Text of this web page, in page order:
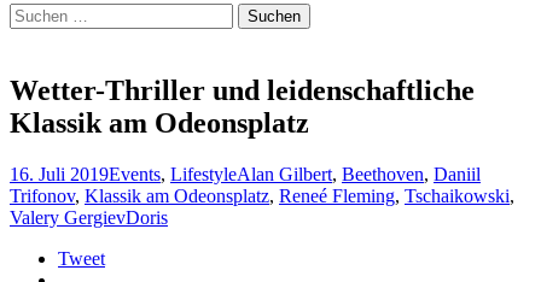
Suchen
nach:
Wetter-Thriller und leidenschaftliche
Klassik am Odeonsplatz
16. Juli 2019Events, LifestyleAlan Gilbert, Beethoven, Daniil
Trifonov, Klassik am Odeonsplatz, Reneé Fleming, Tschaikowski,
Valery GergievDoris
Tweet